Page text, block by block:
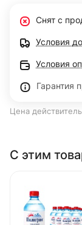
Снят с
Условия
Условия
Гарантия
Цена
С этим